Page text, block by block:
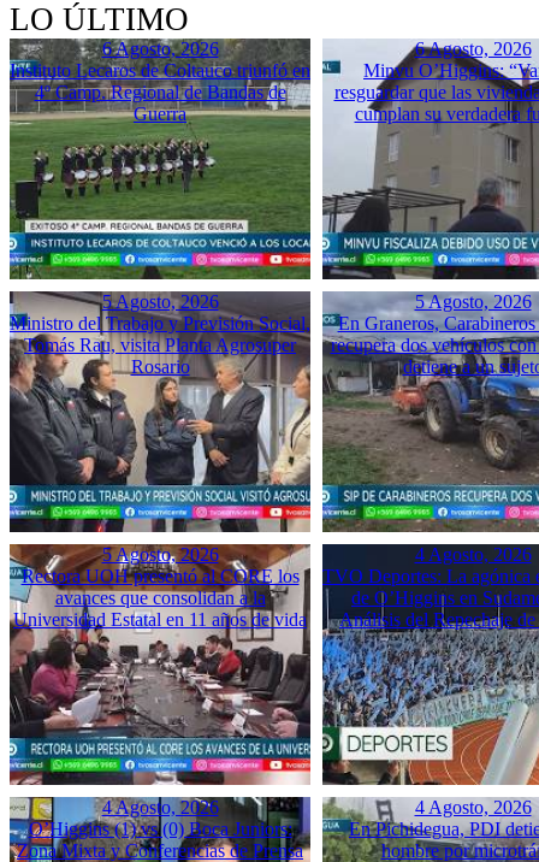
LO ÚLTIMO
6 Agosto, 2026
Instituto Lecaros de Coltauco triunfó en
4º Camp. Regional de Bandas de
Guerra
6 Agosto, 2026
Minvu O’Higgins:
resguardar que las
cumplan su verdadera
5 Agosto, 2026
Ministro del Trabajo y Previsión Social,
Tomás Rau, visita Planta Agrosuper
Rosario
5 Agosto, 2026
En Graneros,
recupera dos vehículos
detiene a un
5 Agosto, 2026
Rectora UOH presentó al CORE los
avances que consolidan a la
Universidad Estatal en 11 años de vida
4 Agosto, 2026
TVO Deportes: La agónica
de O’Higgins en
Análisis del Repechaje de
4 Agosto, 2026
O’Higgins (1) vs (0) Boca Juniors:
Zona Mixta y Conferencias de Prensa
4 Agosto, 2026
En Pichidegua, PDI
hombre por